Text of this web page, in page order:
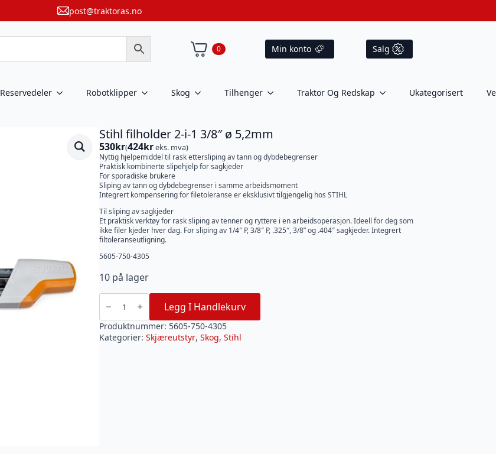
post@traktoras.no
0 Min konto Salg
Reservedeler Robotklipper Skog Tilhenger Traktor Og Redskap Ukategorisert
Stihl filholder 2-i-1 3/8″ ø 5,2mm
530kr(424kreks. mva)
Nyttig hjelpemiddel til rask ettersliping av tann og dybdebegrenser
Praktisk kombinerte slipehjelp for sagkjeder
For sporadiske brukere
Sliping av tann og dybdebegrenser i samme arbeidsmoment
Integrert kompensering for filetoleranse er eksklusivt tilgjengelig hos STIHL
Til sliping av sagkjeder
Et praktisk verktøy for rask sliping av tenner og ryttere i en arbeidsoperasjon. Ideell for deg som
ikke filer kjeder hver dag. For sliping av 1/4″ P, 3/8″ P, .325″, 3/8” og .404″ sagkjeder. Integrert
filtoleranseutligning.
5605-750-4305
10 på lager
Stihl
filholder
i-
1
3/8"
ø
5,2mm
Legg I Handlekurv
Produktnummer: 5605-750-4305
Kategorier: Skjæreutstyr, Skog, Stihl